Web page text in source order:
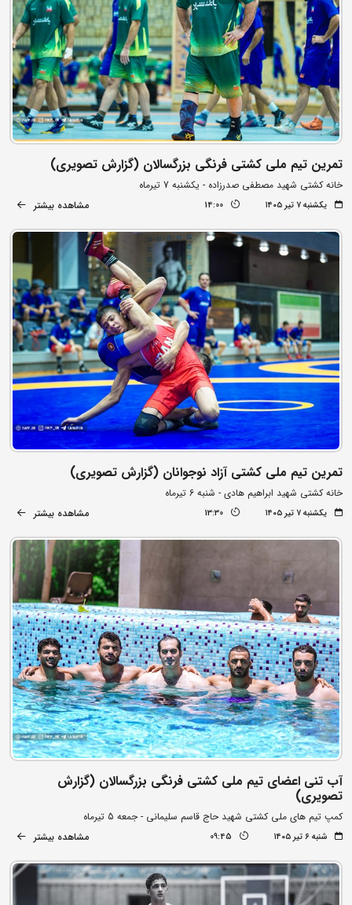
تمرین تیم ملی کشتی فرنگی بزرگسالان (گزارش تصویری)
خانه کشتی شهید مصطفی صدرزاده - یکشنبه 7 تیرماه
یکشنبه ۷ تیر ۱۴۰۵ 14:00 مشاهده بیشتر
تمرین تیم ملی کشتی آزاد نوجوانان (گزارش تصویری)
خانه کشتی شهید ابراهیم هادی - شنبه 6 تیرماه
یکشنبه ۷ تیر ۱۴۰۵ 13:30 مشاهده بیشتر
آب تنی اعضای تیم ملی کشتی فرنگی بزرگسالان (گزارش
تصویری)
کمپ تیم های ملی کشتی شهید حاج قاسم سلیمانی - جمعه 5 تیرماه
شنبه ۶ تیر ۱۴۰۵ 09:45 مشاهده بیشتر